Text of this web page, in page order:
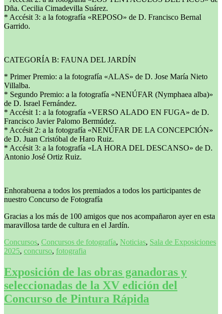
Dña. Cecilia Cimadevilla Suárez.
* Accésit 3: a la fotografía «REPOSO» de D. Francisco Bernal
Garrido.
CATEGORÍA B: FAUNA DEL JARDÍN
* Primer Premio: a la fotografía «ALAS» de D. Jose María Nieto
Villalba.
* Segundo Premio: a la fotografía «NENÚFAR (Nymphaea alba)»
de D. Israel Fernández.
* Accésit 1: a la fotografía «VERSO ALADO EN FUGA» de D.
Francisco Javier Palomo Bermúdez.
* Accésit 2: a la fotografía «NENÚFAR DE LA CONCEPCIÓN»
de D. Juan Cristóbal de Haro Ruiz.
* Accésit 3: a la fotografía «LA HORA DEL DESCANSO» de D.
Antonio José Ortiz Ruiz.
Enhorabuena a todos los premiados a todos los participantes de
nuestro Concurso de Fotografía
Gracias a los más de 100 amigos que nos acompañaron ayer en esta
maravillosa tarde de cultura en el Jardín.
Concursos, Concursos de fotografía, Noticias, Sala de Exposiciones
2025, concurso, fotografia
Exposición de las obras ganadoras y
seleccionadas de la XV edición del
Concurso de Pintura Rápida